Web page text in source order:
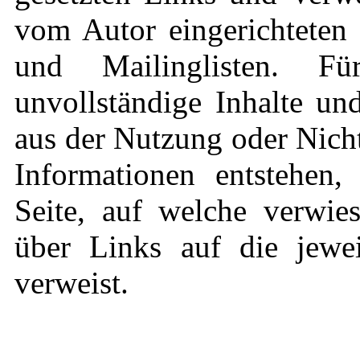
vom Autor eingerichteten
und Mailinglisten.
unvollständige Inhalte
aus der Nutzung oder
Informationen
Seite, auf welche
über Links auf die
verweist.